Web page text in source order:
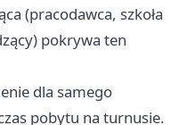
(pracodawca, szkoła
pokrywa ten
dla samego
pobytu na turnusie.